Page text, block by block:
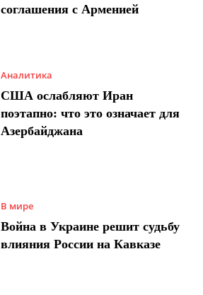
соглашения с Арменией
Аналитика
США ослабляют Иран
поэтапно: что это означает для
Азербайджана
В мире
Война в Украине решит судьбу
влияния России на Кавказе